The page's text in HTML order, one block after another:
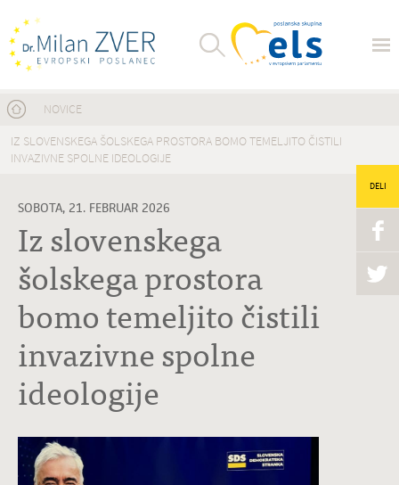
Nahajate se tukaj
NOVICE
IZ SLOVENSKEGA ŠOLSKEGA PROSTORA BOMO TEMELJITO ČISTILI
INVAZIVNE SPOLNE IDEOLOGIJE
SOBOTA, 21. FEBRUAR 2026
Iz slovenskega
šolskega prostora
bomo temeljito čistili
invazivne spolne
ideologije
DELI